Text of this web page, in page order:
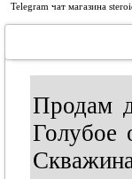
Telegram чат магазина
Продам
Голубое